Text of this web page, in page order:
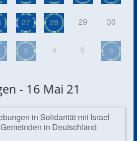
- 16 Mai 21
27 28 29 30
3 4 5 6